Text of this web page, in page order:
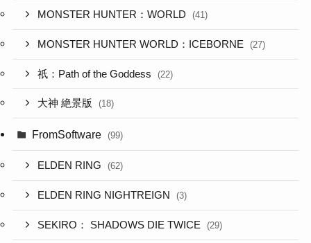
MONSTER HUNTER：WORLD (41)
MONSTER HUNTER WORLD：ICEBORNE (27)
祇：Path of the Goddess (22)
大神 絶景版 (18)
FromSoftware (99)
ELDEN RING (62)
ELDEN RING NIGHTREIGN (3)
SEKIRO： SHADOWS DIE TWICE (29)